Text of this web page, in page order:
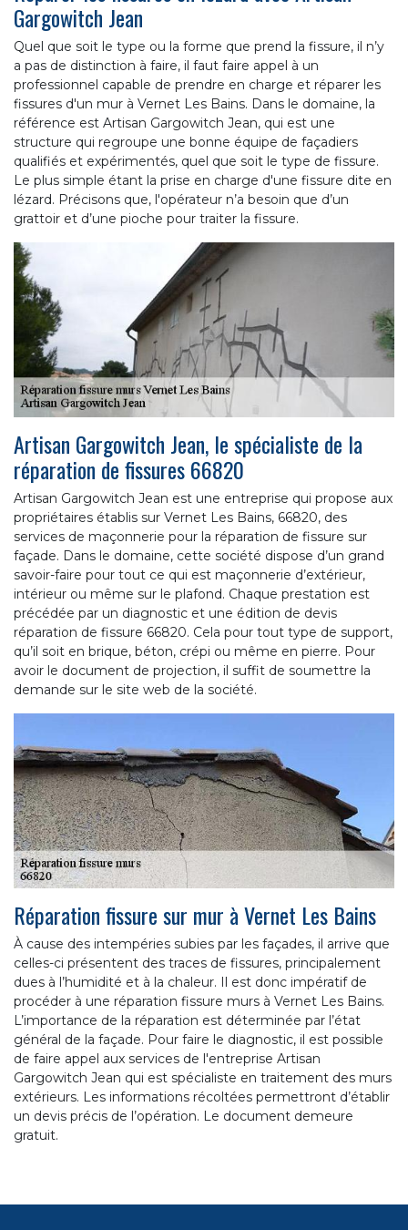
Gargowitch Jean
Quel que soit le type ou la forme que prend la fissure, il n’y
a pas de distinction à faire, il faut faire appel à un
professionnel capable de prendre en charge et réparer les
fissures d'un mur à Vernet Les Bains. Dans le domaine, la
référence est Artisan Gargowitch Jean, qui est une
structure qui regroupe une bonne équipe de façadiers
qualifiés et expérimentés, quel que soit le type de fissure.
Le plus simple étant la prise en charge d'une fissure dite en
lézard. Précisons que, l'opérateur n’a besoin que d’un
grattoir et d’une pioche pour traiter la fissure.
Artisan Gargowitch Jean, le spécialiste de la
réparation de fissures 66820
Artisan Gargowitch Jean est une entreprise qui propose aux
propriétaires établis sur Vernet Les Bains, 66820, des
services de maçonnerie pour la réparation de fissure sur
façade. Dans le domaine, cette société dispose d’un grand
savoir-faire pour tout ce qui est maçonnerie d’extérieur,
intérieur ou même sur le plafond. Chaque prestation est
précédée par un diagnostic et une édition de devis
réparation de fissure 66820. Cela pour tout type de support,
qu’il soit en brique, béton, crépi ou même en pierre. Pour
avoir le document de projection, il suffit de soumettre la
demande sur le site web de la société.
Réparation fissure sur mur à Vernet Les Bains
À cause des intempéries subies par les façades, il arrive que
celles-ci présentent des traces de fissures, principalement
dues à l’humidité et à la chaleur. Il est donc impératif de
procéder à une réparation fissure murs à Vernet Les Bains.
L’importance de la réparation est déterminée par l’état
général de la façade. Pour faire le diagnostic, il est possible
de faire appel aux services de l'entreprise Artisan
Gargowitch Jean qui est spécialiste en traitement des murs
extérieurs. Les informations récoltées permettront d’établir
un devis précis de l’opération. Le document demeure
gratuit.